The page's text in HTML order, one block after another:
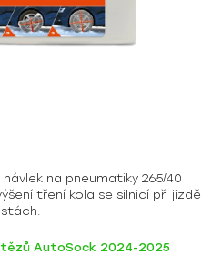
na pneumatiky 265/40
tření kola se silnicí při jízdě
AutoSock 2024-2025